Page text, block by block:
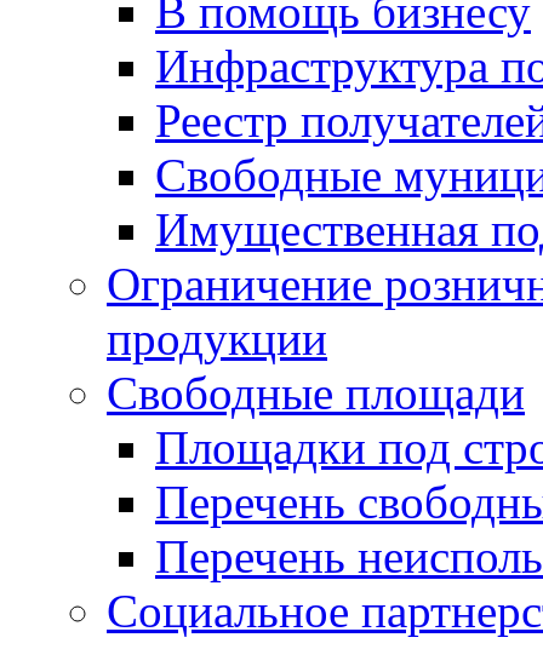
В помощь бизнесу
Инфраструктура
Реестр
Свободные
Имущественная
Ограничение
продукции
Свободные площади
Площадки под
Перечень
Перечень
Социальное